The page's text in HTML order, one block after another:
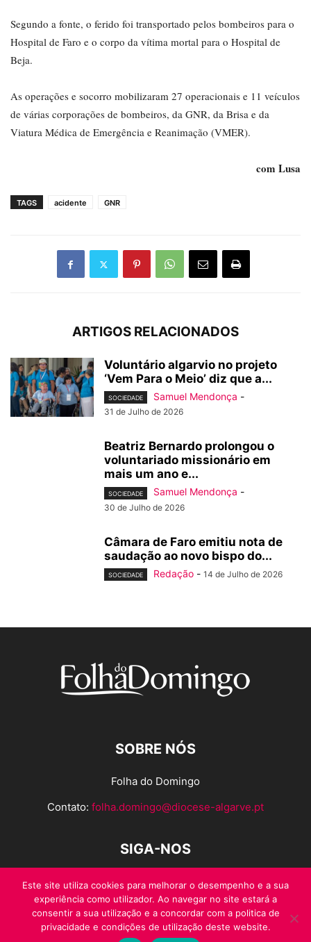
Segundo a fonte, o ferido foi transportado pelos bombeiros para o
Hospital de Faro e o corpo da vítima mortal para o Hospital de
Beja.
As operações e socorro mobilizaram 27 operacionais e 11 veículos
de várias corporações de bombeiros, da GNR, da Brisa e da
Viatura Médica de Emergência e Reanimação (VMER).
com Lusa
TAGS acidente GNR
ARTIGOS RELACIONADOS
Voluntário algarvio no projeto
‘Vem Para o Meio’ diz que a...
SOCIEDADE Samuel Mendonça -
31 de Julho de 2026
Beatriz Bernardo prolongou o
voluntariado missionário em
mais um ano e...
SOCIEDADE Samuel Mendonça -
30 de Julho de 2026
Câmara de Faro emitiu nota de
saudação ao novo bispo do...
SOCIEDADE Redação - 14 de Julho de 2026
SOBRE NÓS
Folha do Domingo
Contato: folha.domingo@diocese-algarve.pt
SIGA-NOS
Este site utiliza cookies para melhorar o desempenho e a sua
experiência como utilizador. Ao navegar no site estará a
consentir a sua utilização e a concordar com a politica de
privacidade e condições de utilização deste website.